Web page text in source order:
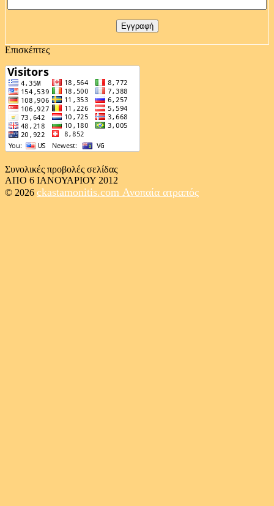
Επισκέπτες
Συνολικές προβολές σελίδας
ΑΠΟ 6 ΙΑΝΟΥΑΡΙΟΥ 2012
© 2026 ckastamonitis.com Ανοπαία ατραπός